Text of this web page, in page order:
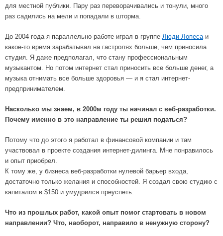
для местной публики. Пару раз переворачивались и тонули, много
раз садились на мели и попадали в шторма.
До 2004 года я параллельно работе играл в группе Люди Лопесаи
какое-то время зарабатывал на гастролях больше, чем приносила
студия. Я даже предполагал, что стану профессиональным
музыкантом. Но потом интернет стал приносить все больше денег, а
музыка отнимать все больше здоровья — и я стал интернет-
предпринимателем.
Насколько мы знаем, в 2000м году ты начинал с веб-разработки.
Почему именно в это направление ты решил податься?
Потому что до этого я работал в финансовой компании и там
участвовал в проекте создания интернет-дилинга. Мне понравилось
и опыт приобрел.
К тому же, у бизнеса веб-разработки нулевой барьер входа,
достаточно только желания и способностей. Я создал свою студию с
капиталом в $150 и умудрился преуспеть.
Что из прошлых работ, какой опыт помог стартовать в новом
направлении? Что, наоборот, направило в ненужную сторону?